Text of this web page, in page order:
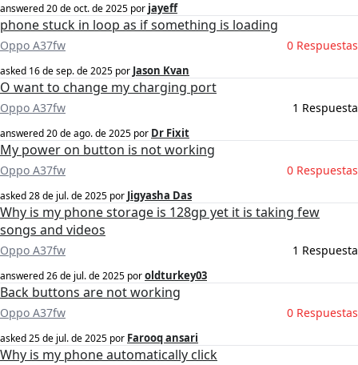
answered20 de oct. de 2025 por jayeff
phone stuck in loop as if something is loading
Oppo A37fw 0 Respuestas
asked 16 de sep. de 2025 por Jason Kvan
O want to change my charging port
Oppo A37fw 1 Respuesta
answered20 de ago. de 2025 por Dr Fixit
My power on button is not working
Oppo A37fw 0 Respuestas
asked28 de jul. de 2025 por Jigyasha Das
Why is my phone storage is 128gp yet it is taking few
songs and videos
Oppo A37fw 1 Respuesta
answered26 de jul. de 2025 poroldturkey03
Back buttons are not working
Oppo A37fw 0 Respuestas
asked25 de jul. de 2025 por Farooq ansari
Why is my phone automatically click